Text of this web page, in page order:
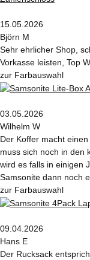
15.05.2026
Björn M
Sehr ehrlicher Shop,
Vorkasse leisten, Top
zur Farbauswahl
03.05.2026
Wilhelm W
Der Koffer macht
muss sich noch in den
wird es falls in einigen
Samsonite dann noch
zur Farbauswahl
09.04.2026
Hans E
Der Rucksack